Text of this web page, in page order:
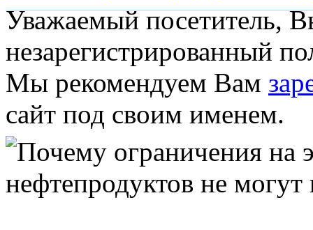
Уважаемый посетитель,
незарегистрированный
Мы рекомендуем Вам
сайт под своим именем.